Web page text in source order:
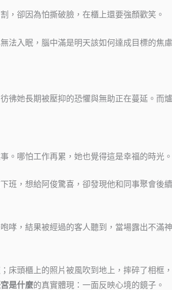
，卻因為怕撕破臉，在櫃上還要強顏歡笑。
法入眠，腦中滿是明天該如何達成目標的焦慮
彿她長期被壓抑的恐懼與無助正在蔓延。而
。哪怕工作再累，她也覺得這是幸福的時光。
班，想給阿俊驚喜，卻發現他和同事聚會後
哮，結果被經過的客人聽到，當場露出不滿
床頭櫃上的照片被風吹到地上，摔碎了相框
是什麼的真實體現：一面反映心境的鏡子。